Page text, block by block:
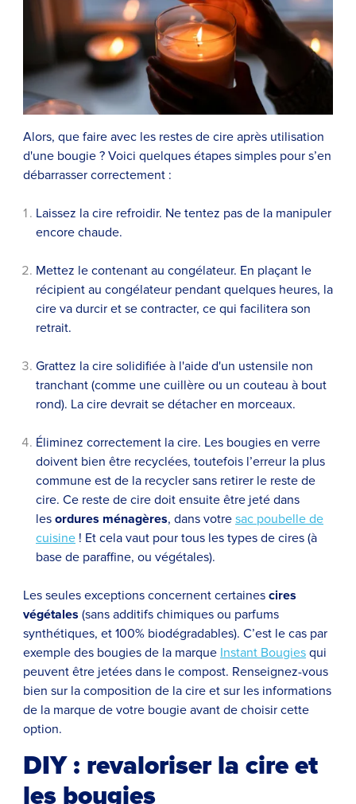
Alors, que faire avec les restes de cire après utilisation
d'une bougie ? Voici quelques étapes simples pour s’en
débarrasser correctement :
Laissez la cire refroidir. Ne tentez pas de la manipuler
encore chaude.
Mettez le contenant au congélateur. En plaçant le
récipient au congélateur pendant quelques heures, la
cire va durcir et se contracter, ce qui facilitera son
retrait.
Grattez la cire solidifiée à l'aide d'un ustensile non
tranchant (comme une cuillère ou un couteau à bout
rond). La cire devrait se détacher en morceaux.
Éliminez correctement la cire. Les bougies en verre
doivent bien être recyclées, toutefois l’erreur la plus
commune est de la recycler sans retirer le reste de
cire. Ce reste de cire doit ensuite être jeté dans
les ordures ménagères, dans votre sac poubelle de
cuisine ! Et cela vaut pour tous les types de cires (à
base de paraffine, ou végétales).
Les seules exceptions concernent certaines cires
végétales (sans additifs chimiques ou parfums
synthétiques, et 100% biodégradables). C’est le cas par
exemple des bougies de la marque Instant Bougies qui
peuvent être jetées dans le compost. Renseignez-vous
bien sur la composition de la cire et sur les informations
de la marque de votre bougie avant de choisir cette
option.
DIY : revaloriser la cire et
les bougies